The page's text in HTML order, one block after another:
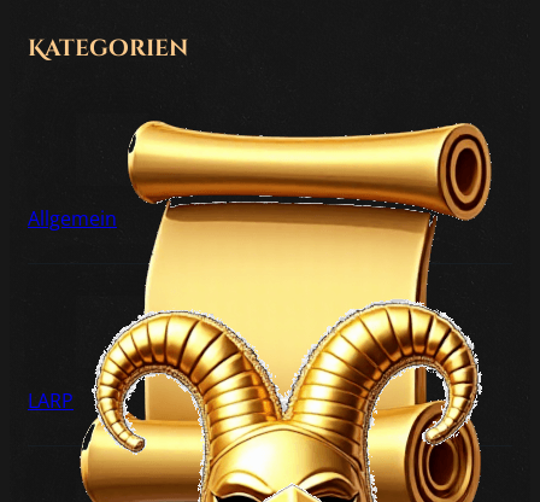
Kategorien
Allgemein
LARP